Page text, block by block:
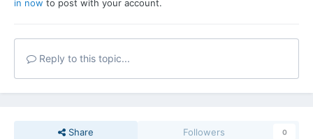
in now to post with your account.
Reply to this topic...
Share Followers 0